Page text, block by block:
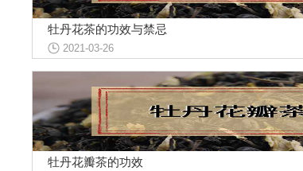
牡丹花茶的功效与禁忌
2021-03-26
牡丹花瓣茶的功效